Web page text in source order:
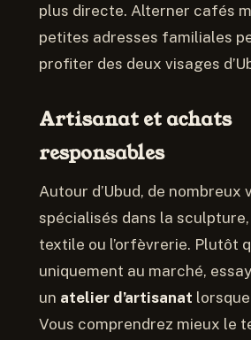
plus directe. Alterner cafés
petites adresses familiales
profiter des deux visages
Artisanat et achats
responsables
Autour d’Ubud, de nombreux
spécialisés dans la
textile ou l’orfèvrerie. Plutôt
uniquement au marché,
un atelier d’artisanat lorsque
Vous comprendrez mieux le